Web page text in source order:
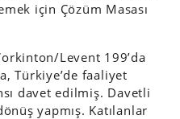
için Çözüm Masası
Levent 199’da
Türkiye’de faaliyet
davet edilmiş. Davetli
yapmış. Katılanlar